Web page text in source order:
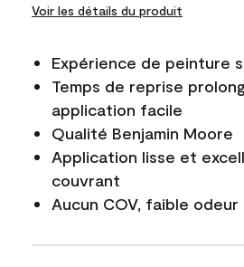
Voir les détails du produit
Expérience de peinture
Temps de reprise
application facile
Qualité Benjamin Moore
Application lisse et
couvrant
Aucun COV, faible odeur